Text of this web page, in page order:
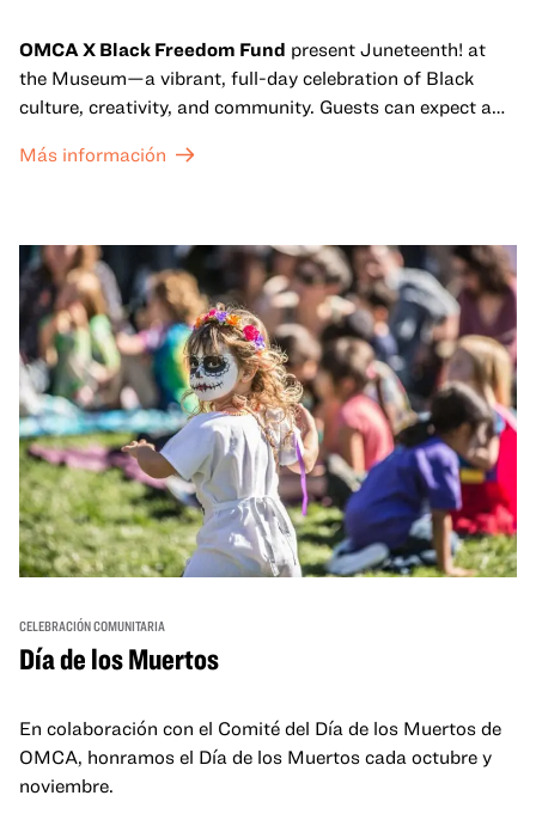
OMCA X Black Freedom Fund present Juneteenth! at
the Museum—a vibrant, full-day celebration of Black
culture, creativity, and community. Guests can expect a
sets from boundary-pushing artists, delicious offerings
move, make, and connect in celebration of Black culture.
Más información
CELEBRACIÓN COMUNITARIA
Día de los Muertos
En colaboración con el Comité del Día de los Muertos de
OMCA, honramos el Día de los Muertos cada octubre y
noviembre.